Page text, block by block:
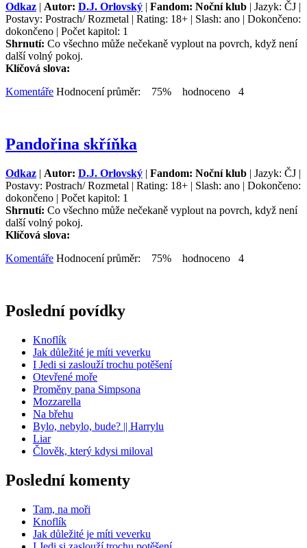
Odkaz | Autor: D.J. Orlovský | Fandom: Noční klub | Jazyk: ČJ |
Postavy: Postrach/ Rozmetal | Rating: 18+ | Slash: ano | Dokončeno:
dokončeno | Počet kapitol: 1
Shrnutí: Co všechno může nečekaně vyplout na povrch, když není
další volný pokoj.
Klíčová slova:
Komentáře Hodnocení průměr: 75% hodnoceno 4
Pandořina skříňka
Odkaz | Autor: D.J. Orlovský | Fandom: Noční klub | Jazyk: ČJ |
Postavy: Postrach/ Rozmetal | Rating: 18+ | Slash: ano | Dokončeno:
dokončeno | Počet kapitol: 1
Shrnutí: Co všechno může nečekaně vyplout na povrch, když není
další volný pokoj.
Klíčová slova:
Komentáře Hodnocení průměr: 75% hodnoceno 4
Poslední povídky
Knoflík
Jak důležité je míti veverku
I Jedi si zaslouží trochu potěšení
Otevřené moře
Proměny pana Simpsona
Mozzarella
Na břehu
Bylo, nebylo, bude? || Harrylu
Liar
Člověk, který kdysi miloval
Poslední komenty
Tam, na moři
Knoflík
Jak důležité je míti veverku